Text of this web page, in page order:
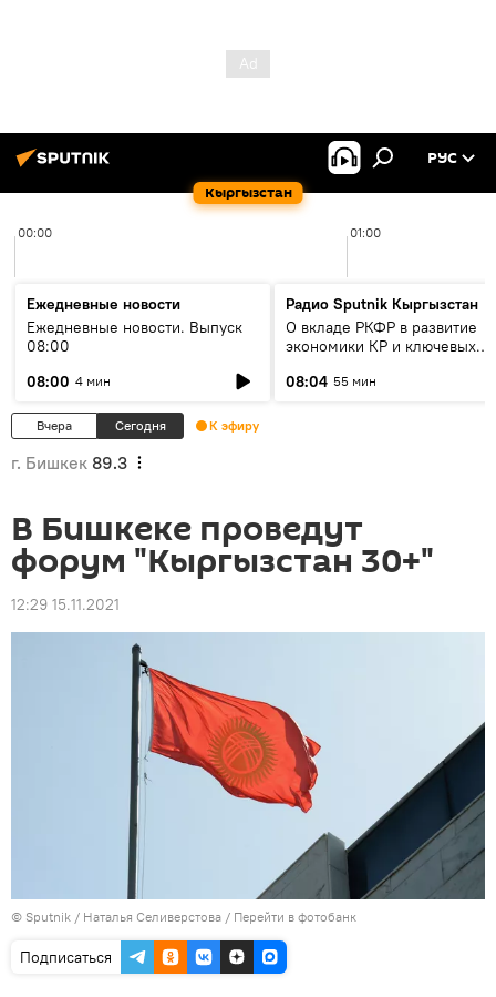
Кыргызстан
РУС
00:00 01:00
Ежедневные новости
Ежедневные новости. Выпуск
08:00
08:00 4 мин
Радио Sputnik Кыргызстан
О вкладе РКФР в развитие
экономики КР и ключевых
08:04 55 мин
Вчера Сегодня К эфиру
г. Бишкек 89.3
В Бишкеке проведут
форум "Кыргызстан 30+"
12:29 15.11.2021
© Sputnik / Наталья Селиверстова / Перейти в фотобанк
Подписаться